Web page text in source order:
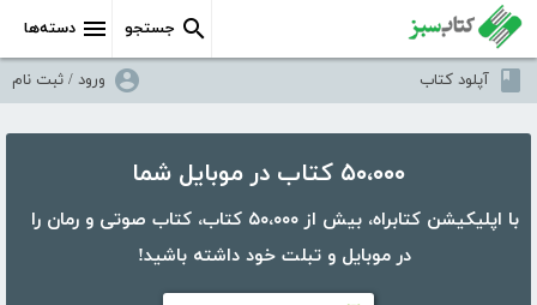
دسته‌ها جستجو
آپلود کتاب ورود / ثبت نام
۵۰،۰۰۰ کتاب در موبایل شما
با اپلیکیشن کتابراه، بیش از ۵۰،۰۰۰ کتاب، کتاب صوتی و رمان را
در موبایل و تبلت خود داشته باشید!